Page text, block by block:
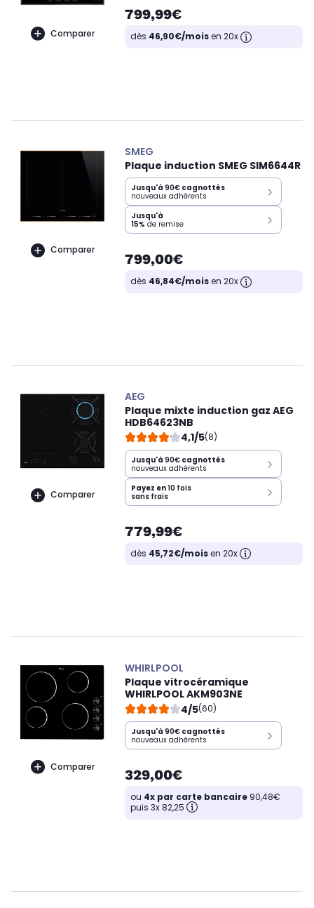
Comparer
799,99€
dès 46,90€/moisen 20x
Comparer
SMEG
Plaque induction SMEG SIM6644R
Jusqu'à 90€ cagnottés
nouveaux adhérents
Jusqu'à
15% de remise
799,00€
dès 46,84€/moisen 20x
Comparer
AEG
Plaque mixte induction gaz AEG
HDB64623NB
4,1/5(8)
Jusqu'à 90€ cagnottés
nouveaux adhérents
Payez en10 fois
sans frais
779,99€
dès 45,72€/moisen 20x
Comparer
WHIRLPOOL
Plaque vitrocéramique
WHIRLPOOL AKM903NE
4/5(60)
Jusqu'à 90€ cagnottés
nouveaux adhérents
329,00€
ou 4x par carte bancaire 90,48€
puis 3x 82,25